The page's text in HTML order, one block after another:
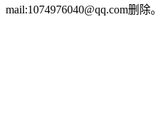
mail:1074976040@qq.com删除。